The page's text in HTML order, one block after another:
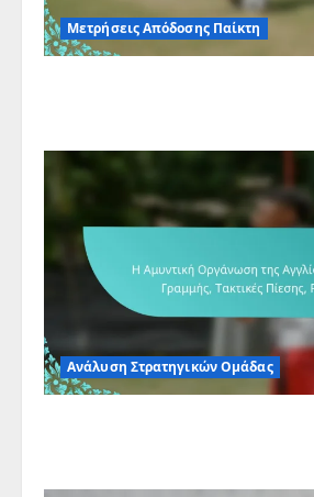
Μετρήσεις Απόδοσης Παίκτη
Ανάλυση Στρατηγικών Ομάδας